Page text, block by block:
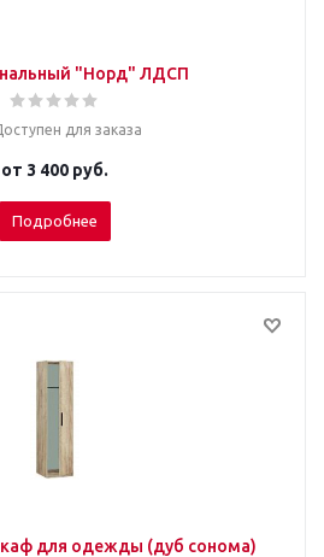
"Норд" ЛДСП
для заказа
от 3 400 руб.
Подробнее
для одежды (дуб сонома)